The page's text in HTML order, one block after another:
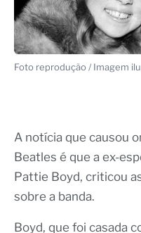
Foto reprodução / Imagem
A notícia que causou
Beatles é que a ex-
Pattie Boyd, criticou
sobre a banda.
Boyd, que foi casada